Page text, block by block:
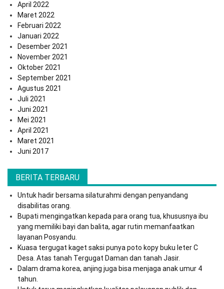
April 2022
Maret 2022
Februari 2022
Januari 2022
Desember 2021
November 2021
Oktober 2021
September 2021
Agustus 2021
Juli 2021
Juni 2021
Mei 2021
April 2021
Maret 2021
Juni 2017
BERITA TERBARU
Untuk hadir bersama silaturahmi dengan penyandang
disabilitas orang.
Bupati mengingatkan kepada para orang tua, khususnya ibu
yang memiliki bayi dan balita, agar rutin memanfaatkan
layanan Posyandu.
Kuasa tergugat kaget saksi punya poto kopy buku leter C
Desa. Atas tanah Tergugat Daman dan tanah Jasir.
Dalam drama korea, anjing juga bisa menjaga anak umur 4
tahun.